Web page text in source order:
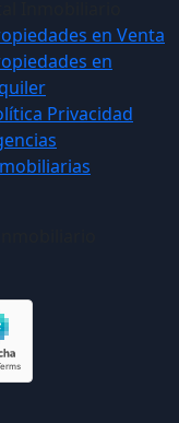
en Venta
en
Privacidad